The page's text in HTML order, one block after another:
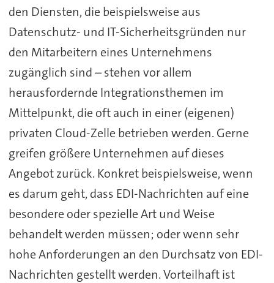
den Diensten, die beispielsweise aus
Datenschutz- und IT-Sicherheitsgründen nur
den Mitarbeitern eines Unternehmens
zugänglich sind – stehen vor allem
herausfordernde Integrationsthemen im
Mittelpunkt, die oft auch in einer (eigenen)
privaten Cloud-Zelle betrieben werden. Gerne
greifen größere Unternehmen auf dieses
Angebot zurück. Konkret beispielsweise, wenn
es darum geht, dass EDI-Nachrichten auf eine
besondere oder spezielle Art und Weise
behandelt werden müssen; oder wenn sehr
hohe Anforderungen an den Durchsatz von EDI-
Nachrichten gestellt werden. Vorteilhaft ist